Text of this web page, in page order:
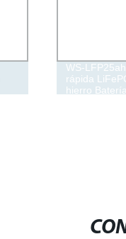
WS-
rápida
hierro